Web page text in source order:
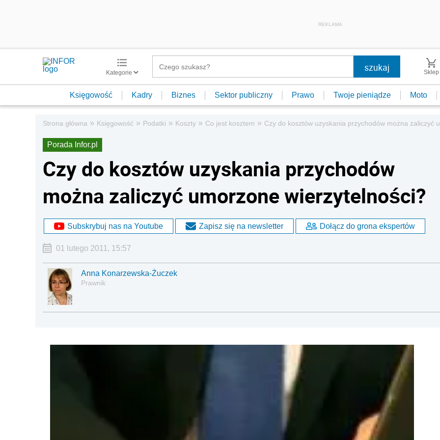
REKLAMA
Kategorie Sklep
Księgowość Kadry Biznes Sektor publiczny Prawo Twoje pieniądze Moto
Strona główna » Księgowość » Podatki » Koszty » Co jest kosztem » Czy do kosztów uzyskania przychodów można zaliczyć
Porada Infor.pl
Czy do kosztów uzyskania przychodów
można zaliczyć umorzone wierzytelności?
Subskrybuj nas na Youtube Zapisz się na newsletter Dołącz do grona ekspertów
01 lutego 2011, 15:57
Anna Konarzewska-Żuczek
Prawnik